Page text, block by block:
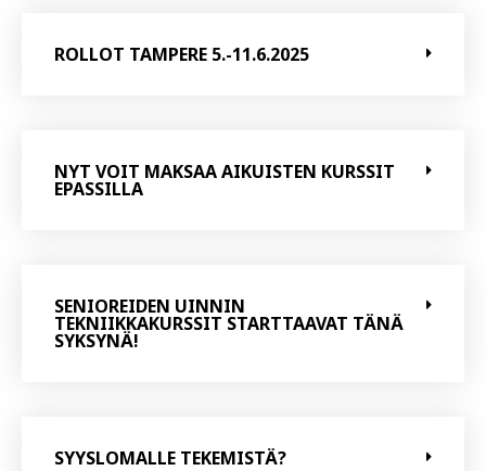
ROLLOT TAMPERE 5.-11.6.2025
NYT VOIT MAKSAA AIKUISTEN KURSSIT
EPASSILLA
SENIOREIDEN UINNIN
TEKNIIKKAKURSSIT STARTTAAVAT TÄNÄ
SYKSYNÄ!
SYYSLOMALLE TEKEMISTÄ?